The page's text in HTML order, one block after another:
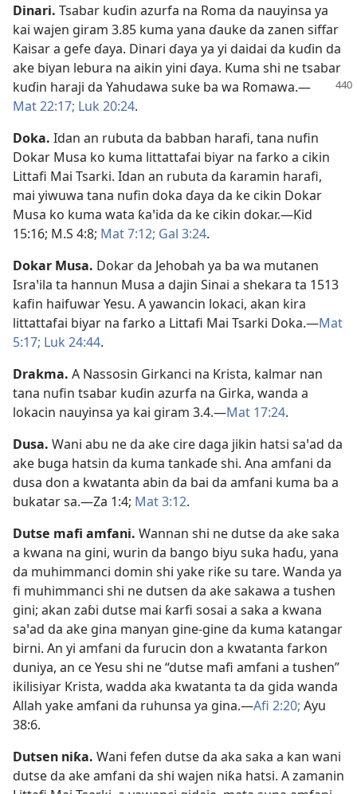
Dinari. Tsabar kuɗin azurfa na Roma da nauyinsa ya
kai wajen giram 3.85 kuma yana ɗauke da zanen siffar
Kaisar a gefe ɗaya. Dinari ɗaya ya yi daidai da kuɗin da
ake biyan lebura na aikin yini ɗaya. Kuma shi ne tsabar
kuɗin haraji da Yahudawa suke ba wa Romawa.​—
Mat 22:17; Luk 20:24.
Doka. Idan an rubuta da babban harafi, tana nufin
Dokar Musa ko kuma littattafai biyar na farko a cikin
Littafi Mai Tsarki. Idan an rubuta da ƙaramin harafi,
mai yiwuwa tana nufin doka ɗaya da ke cikin Dokar
Musa ko kuma wata ƙaꞌida da ke cikin dokar.​—Ƙid
15:16; M.S 4:8; Mat 7:12; Gal 3:24.
Dokar Musa. Dokar da Jehobah ya ba wa mutanen
Israꞌila ta hannun Musa a dajin Sinai a shekara ta 1513
kafin haifuwar Yesu. A yawancin lokaci, akan kira
littattafai biyar na farko a Littafi Mai Tsarki Doka.​—Mat
5:17; Luk 24:44.
Drakma. A Nassosin Girkanci na Krista, kalmar nan
tana nufin tsabar kuɗin azurfa na Girka, wanda a
lokacin nauyinsa ya kai giram 3.4.​—Mat 17:24.
Dusa. Wani abu ne da ake cire daga jikin hatsi saꞌad da
ake buga hatsin da kuma tankaɗe shi. Ana amfani da
dusa don a kwatanta abin da bai da amfani kuma ba a
bukatar sa.​—Za 1:4; Mat 3:12.
Dutse mafi amfani. Wannan shi ne dutse da ake saka
a kwana na gini, wurin da bango biyu suka haɗu, yana
da muhimmanci domin shi yake riƙe su tare. Wanda ya
fi muhimmanci shi ne dutsen da ake sakawa a tushen
gini; akan zaɓi dutse mai ƙarfi sosai a saka a kwana
saꞌad da ake gina manyan gine-gine da kuma katangar
birni. An yi amfani da furucin don a kwatanta farkon
duniya, an ce Yesu shi ne “dutse mafi amfani a tushen”
ikilisiyar Krista, wadda aka kwatanta ta da gida wanda
Allah yake amfani da ruhunsa ya gina.​—Afi 2:20; Ayu
38:6.
Dutsen niƙa. Wani fefen dutse da aka saka a kan wani
dutse da ake amfani da shi wajen niƙa hatsi. A zamanin